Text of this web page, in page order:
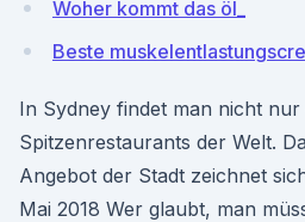
Woher kommt das öl_
Beste
In Sydney findet man nicht nur
Spitzenrestaurants der Welt.
Angebot der Stadt zeichnet
Mai 2018 Wer glaubt, man